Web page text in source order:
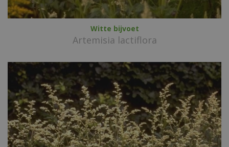
Witte bijvoet
Artemisia lactiflora